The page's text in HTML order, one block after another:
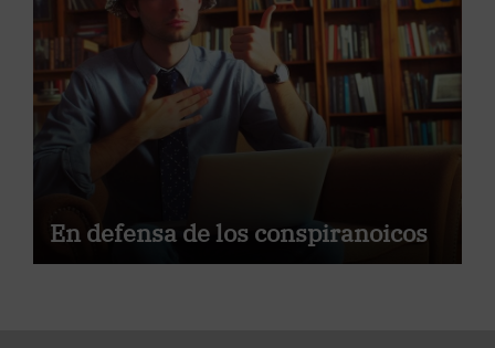
En defensa de los conspiranoicos